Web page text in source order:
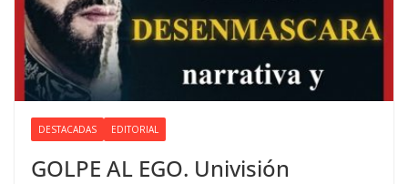
DESTACADAS EDITORIAL
GOLPE AL EGO. Univisión